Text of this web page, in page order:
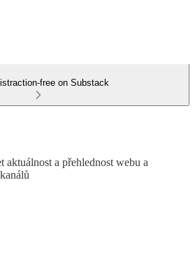
free on Substack
aktuálnost a přehlednost webu a